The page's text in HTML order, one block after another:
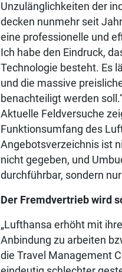
Unzulänglichkeiten der
decken nunmehr seit
eine professionelle und
Ich habe den Eindruck,
Technologie besteht. Es
und die massive
benachteiligt werden
Aktuelle Feldversuche
Funktionsumfang des
Angebotsverzeichnis ist
nicht gegeben, und
durchführbar, sondern
Der Fremdvertrieb wird
„Lufthansa erhöht mit
Anbindung zu arbeiten
die Travel Management